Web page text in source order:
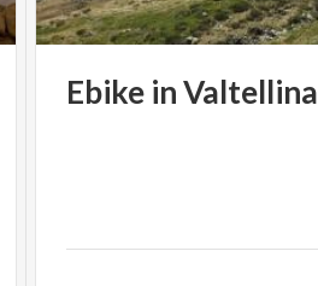
Ebike inValtellina